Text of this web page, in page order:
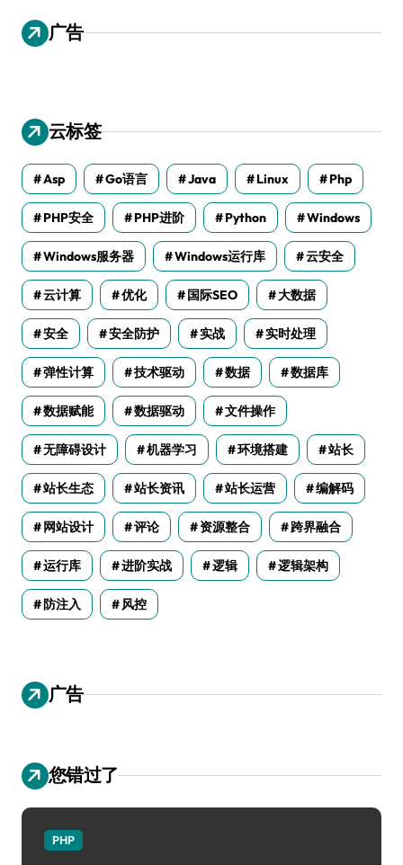
广告
云标签
Asp Go语言 Java Linux Php
PHP安全 PHP进阶 Python Windows
Windows服务器 Windows运行库 云安全
云计算 优化 国际SEO 大数据
安全 安全防护 实战 实时处理
弹性计算 技术驱动 数据 数据库
数据赋能 数据驱动 文件操作
无障碍设计 机器学习 环境搭建 站长
站长生态 站长资讯 站长运营 编解码
网站设计 评论 资源整合 跨界融合
运行库 进阶实战 逻辑 逻辑架构
防注入 风控
广告
您错过了
PHP